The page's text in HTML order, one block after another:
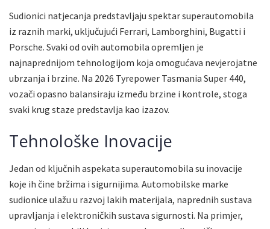
Sudionici natjecanja predstavljaju spektar superautomobila
iz raznih marki, uključujući Ferrari, Lamborghini, Bugatti i
Porsche. Svaki od ovih automobila opremljen je
najnaprednijom tehnologijom koja omogućava nevjerojatne
ubrzanja i brzine. Na 2026 Tyrepower Tasmania Super 440,
vozači opasno balansiraju između brzine i kontrole, stoga
svaki krug staze predstavlja kao izazov.
Tehnološke Inovacije
Jedan od ključnih aspekata superautomobila su inovacije
koje ih čine bržima i sigurnijima. Automobilske marke
sudionice ulažu u razvoj lakih materijala, naprednih sustava
upravljanja i elektroničkih sustava sigurnosti. Na primjer,